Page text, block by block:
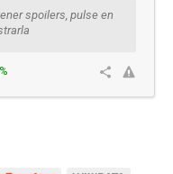
spoilers, pulse en